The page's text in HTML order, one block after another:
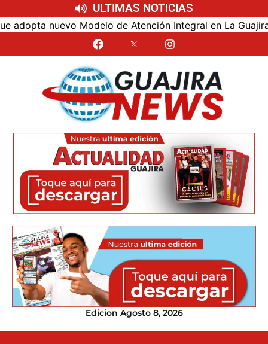
ULTIMAS NOTICIAS
nuevo Modelo de Atención Integral en La Guajira
Edicion Agosto 8, 2026